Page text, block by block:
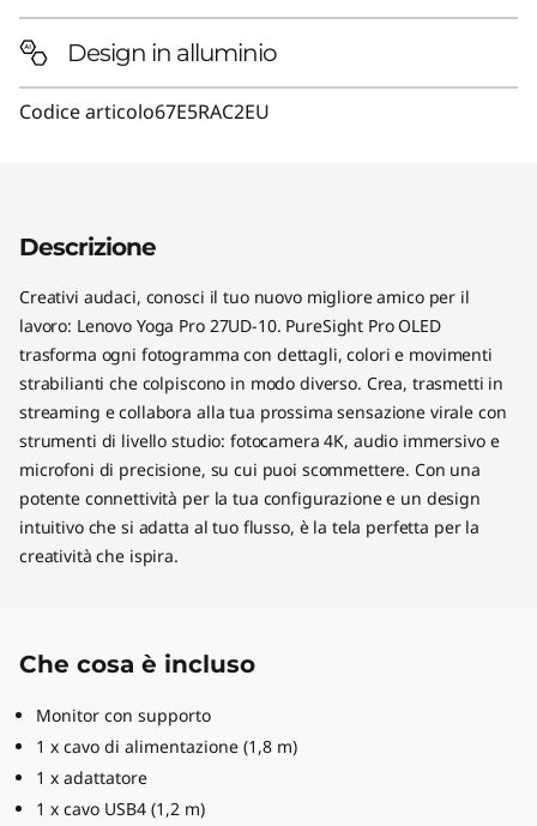
Design in alluminio
Codice articolo67E5RAC2EU
Descrizione
Creativi audaci, conosci il tuo nuovo migliore amico per il
lavoro: Lenovo Yoga Pro 27UD-10. PureSight Pro OLED
trasforma ogni fotogramma con dettagli, colori e movimenti
strabilianti che colpiscono in modo diverso. Crea, trasmetti in
streaming e collabora alla tua prossima sensazione virale con
strumenti di livello studio: fotocamera 4K, audio immersivo e
microfoni di precisione, su cui puoi scommettere. Con una
potente connettività per la tua configurazione e un design
intuitivo che si adatta al tuo flusso, è la tela perfetta per la
creatività che ispira.
Che cosa è incluso
Monitor con supporto
1 x cavo di alimentazione (1,8 m)
1 x adattatore
1 x cavo USB4 (1,2 m)